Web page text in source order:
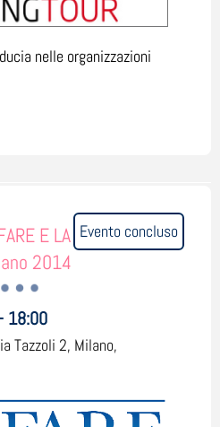
nelle organizzazioni
Evento concluso
E LA
2014
18:00
Tazzoli 2, Milano,